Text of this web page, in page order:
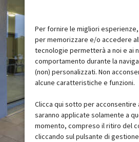
Per fornire le migliori
per memorizzare e/o accedere
tecnologie permetterà a noi e ai
comportamento durante la
(non) personalizzati. Non
alcune caratteristiche e funzioni.
Clicca qui sotto per
saranno applicate solamente a
momento, compreso il ritiro del
cliccando sul pulsante di